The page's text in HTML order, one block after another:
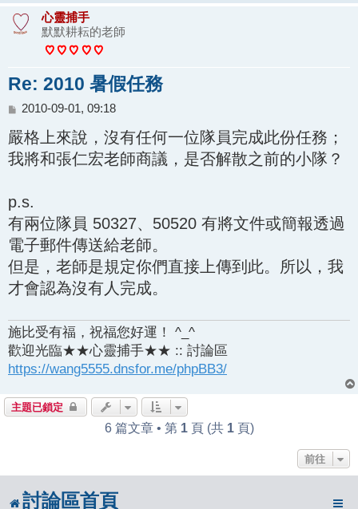
心靈捕手
默默耕耘的老師
Re: 2010 暑假任務
文
2010-09-01, 09:18
嚴格上來說，沒有任何一位隊員完成此份任務；
我將和張仁宏老師商議，是否解散之前的小隊？
p.s.
有兩位隊員 50327、50520 有將文件或簡報透過
電子郵件傳送給老師。
但是，老師是規定你們直接上傳到此。所以，我
才會認為沒有人完成。
施比受有福，祝福您好運！ ^_^
歡迎光臨★★心靈捕手★★ :: 討論區
https://wang5555.dnsfor.me/phpBB3/
主題已鎖定
6 篇文章 • 第 1頁 (共 1頁)
前往
討論區首頁